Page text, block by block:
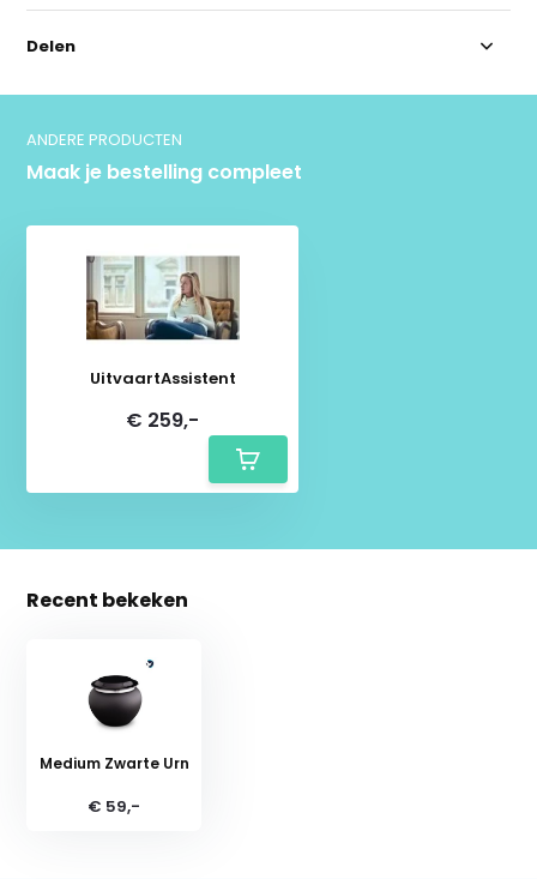
Delen
ANDERE PRODUCTEN
Maak je bestelling compleet
UitvaartAssistent
€ 259,-
Recent bekeken
Medium Zwarte Urn
€ 59,-